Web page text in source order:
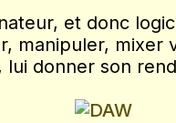
et donc
manipuler, mixer
lui donner son